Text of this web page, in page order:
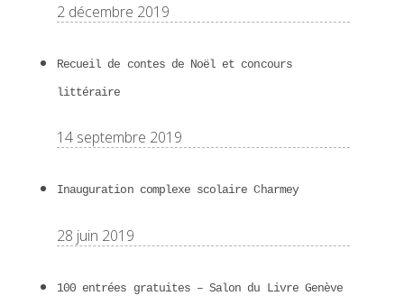
2 décembre 2019
Recueil de contes de Noël et concours
littéraire
14 septembre 2019
Inauguration complexe scolaire Charmey
28 juin 2019
100 entrées gratuites – Salon du Livre Genève